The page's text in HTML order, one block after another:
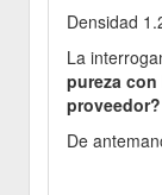
Densidad
La
pureza
proveedor?
De